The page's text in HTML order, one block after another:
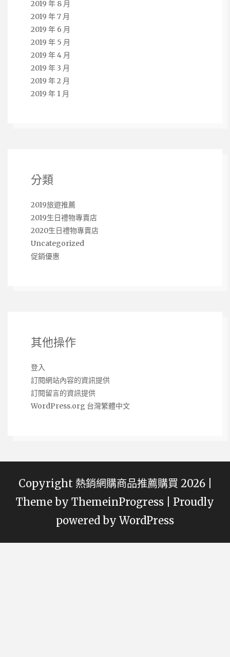
2019 年 8 月
2019 年 7 月
2019 年 6 月
2019 年 5 月
2019 年 4 月
2019 年 3 月
2019 年 2 月
2019 年 1 月
分類
2019旅遊推薦
2019生日禮物專賣店
2020生日禮物專賣店
Uncategorized
促銷優惠
其他操作
登入
訂閱網站內容的資訊提供
訂閱留言的資訊提供
WordPress.org 台灣繁體中文
Copyright 熱銷網購商品推薦購買 2026 |
Theme by ThemeinProgress
Proudly
powered by WordPress